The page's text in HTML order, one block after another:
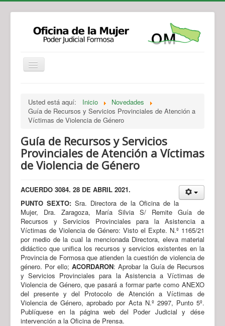
Legislación
Novedades
Recursos y Servicios de Atención
Usted está aquí: Inicio
Novedades
Guía de Recursos y Servicios Provinciales de Atención a
Víctimas de Violencia de Género
Guía de Recursos y Servicios
Provinciales de Atención a Víctimas
de Violencia de Género
ACUERDO 3084. 28 DE ABRIL 2021.
PUNTO SEXTO:Sra. Directora de la Oficina de la
Mujer, Dra. Zaragoza, María Silvia S/ Remite Guía de
Recursos y Servicios Provinciales para la Asistencia a
Víctimas de Violencia de Género: Visto el Expte. N.º 1165/21
por medio de la cual la mencionada Directora, eleva material
didáctico que unifica los recursos y servicios existentes en la
Provincia de Formosa que atienden la cuestión de violencia de
género. Por ello; ACORDARON: Aprobar la Guía de Recursos
y Servicios Provinciales para la Asistencia a Víctimas de
Violencia de Género, que pasará a formar parte como ANEXO
del presente y del Protocolo de Atención a Víctimas de
Violencia de Género, aprobado por Acta N.º 2997, Punto 5º.
Publíquese en la página web del Poder Judicial y dése
intervención a la Oficina de Prensa.